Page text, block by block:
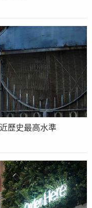
歷史最高水準